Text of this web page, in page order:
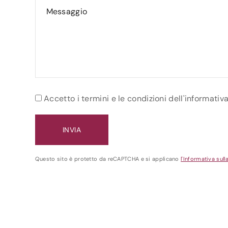
Accetto i termini e le condizioni
Questo sito è protetto da reCAPTCHA e si applicanol'Informativa